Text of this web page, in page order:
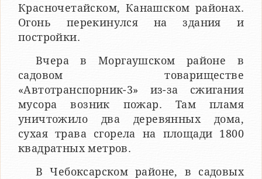
Красночетайском, Канашском районах.
Огонь перекинулся на здания и
постройки.
Вчера в Моргаушском районе в
садовом товариществе
«Автотранспорник-3» из-за сжигания
мусора возник пожар. Там пламя
уничтожило два деревянных дома,
сухая трава сгорела на площади 1800
квадратных метров.
В Чебоксарском районе, в садовых